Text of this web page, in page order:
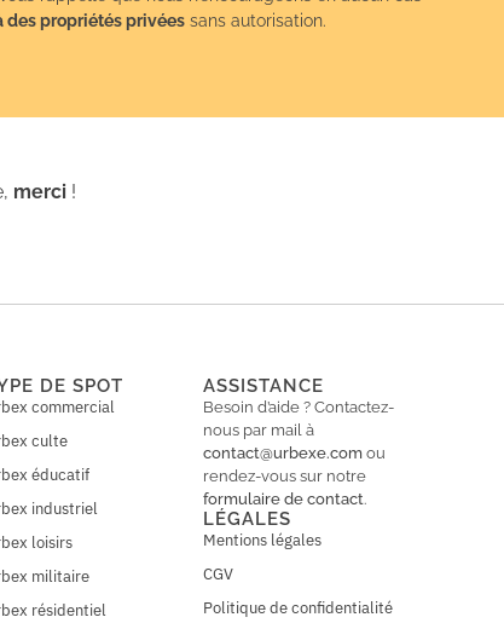
des propriétés privéessans autorisation.
merci !
DE SPOT
commercial
culte
éducatif
industriel
loisirs
militaire
résidentiel
ASSISTANCE
Besoin d’aide ? Contactez-
nous par mail à
contact@urbexe.com ou
rendez-vous sur notre
formulaire de contact.
LÉGALES
Mentions légales
CGV
Politique de confidentialité